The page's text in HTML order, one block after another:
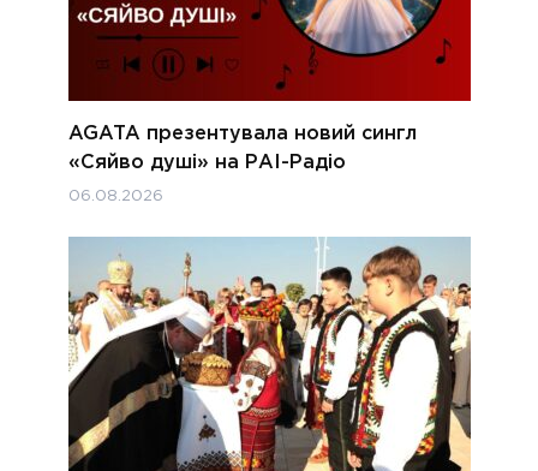
AGATA презентувала новий сингл
«Сяйво душі» на РАІ-Радіо
06.08.2026